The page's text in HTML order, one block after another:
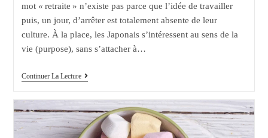
mot « retraite » n’existe pas parce que l’idée de travailler
puis, un jour, d’arrêter est totalement absente de leur
culture. À la place, les Japonais s’intéressent au sens de la
vie (purpose), sans s’attacher à…
Continuer La LectureIkigai
:
Sens
De
La
Vie